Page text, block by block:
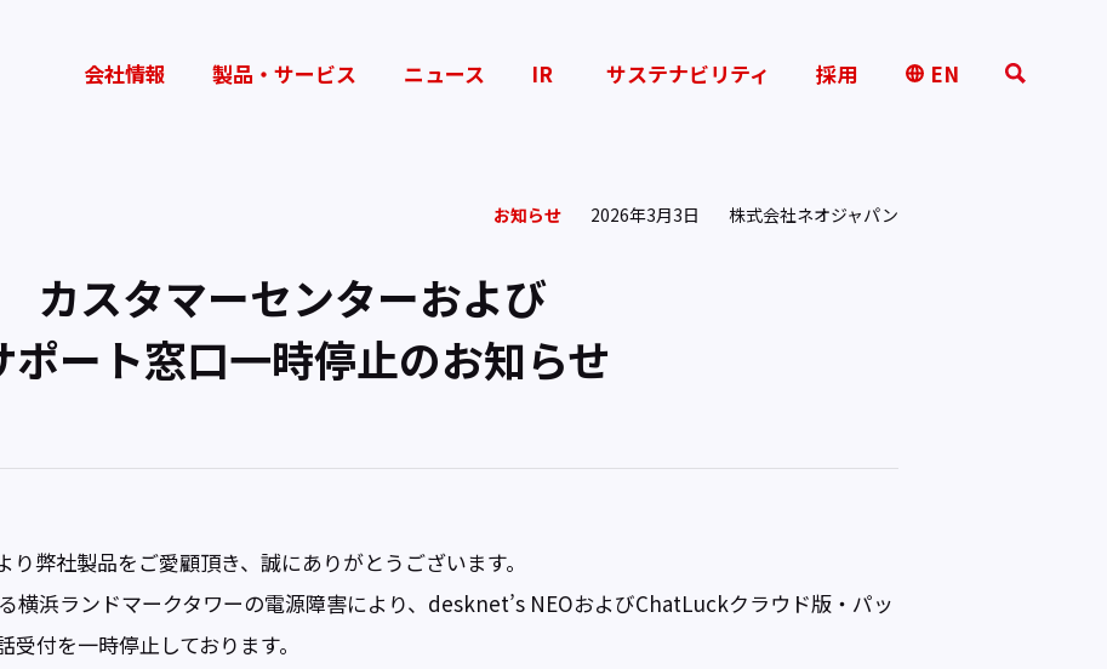
会社情報 製品・サービス ニュース IR サステナビリティ 採用 EN
お知らせ 2026年3月3日 株式会社ネオジャパン
カスタマーセンターおよび
ポート窓口一時停止のお知らせ
弊社製品をご愛顧頂き、誠にありがとうございます。
横浜ランドマークタワーの電源障害により、desknet’s NEOおよびChatLuckクラウド版・パッ
付を一時停止しております。